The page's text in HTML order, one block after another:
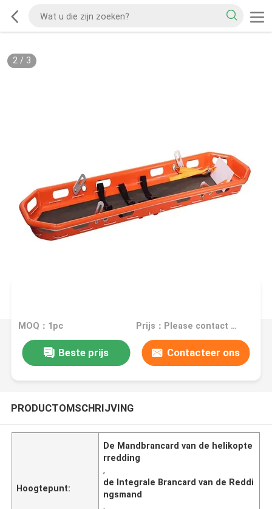
2/ 3
MOQ：1pc Prijs：Please contact us for the price
Beste prijs Contacteer ons
PRODUCTOMSCHRIJVING
Hoogtepunt:
De Mandbrancard van de helikopte
rredding
,
de Integrale Brancard van de Reddi
ngsmand
,